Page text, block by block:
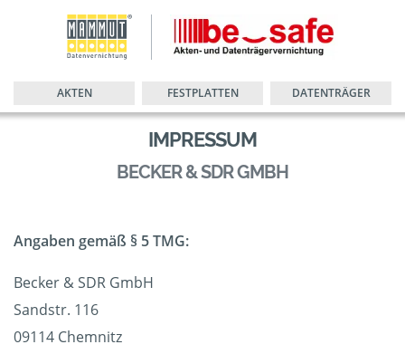
AKTEN FESTPLATTEN DATENTRÄGER
IMPRESSUM
BECKER & SDR GMBH
Angaben gemäß § 5 TMG:
Becker & SDR GmbH
Sandstr. 116
09114 Chemnitz